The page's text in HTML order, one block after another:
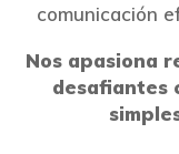
comunicación
Nos apasiona
desafiantes